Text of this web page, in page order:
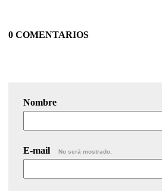
0 COMENTARIOS
Nombre
E-mail No será mostrado.